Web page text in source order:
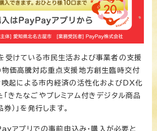
受けている市民生活および事業者の支援
物価高騰対応重点支援地方創生臨時交付
喚起による市内経済の活性化およびDX化
きたなごやプレミアム付きデジタル商品
）」を発行します。
アプリでの事前申込み・購入が必要と